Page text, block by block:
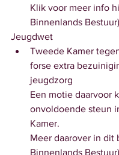
Klik voor meer info
Binnenlands
Jeugdwet
Tweede Kamer
forse extra
jeugdzorg
Een motie daarvoor
onvoldoende steun
Kamer.
Meer daarover in dit
Binnenlands